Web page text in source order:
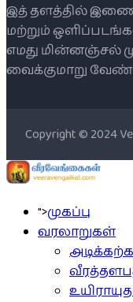
இத் தளத்தில்
மற்றும்
எமது மின்னஞ்சல்
வைக்குமாறு
Copyright © 2024
">முகப்பு
வரலாறுகள்